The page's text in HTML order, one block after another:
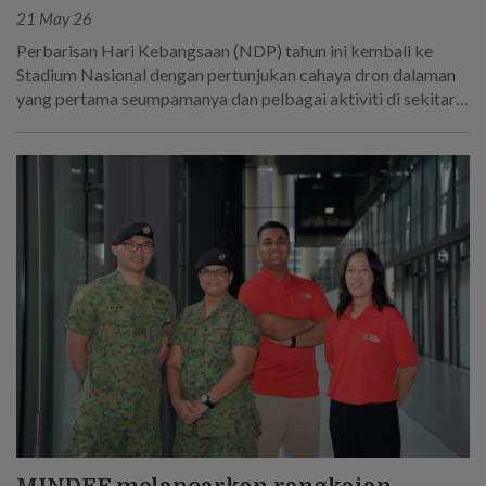
21 May 26
Perbarisan Hari Kebangsaan (NDP) tahun ini kembali ke
Stadium Nasional dengan pertunjukan cahaya dron dalaman
yang pertama seumpamanya dan pelbagai aktiviti di sekitar